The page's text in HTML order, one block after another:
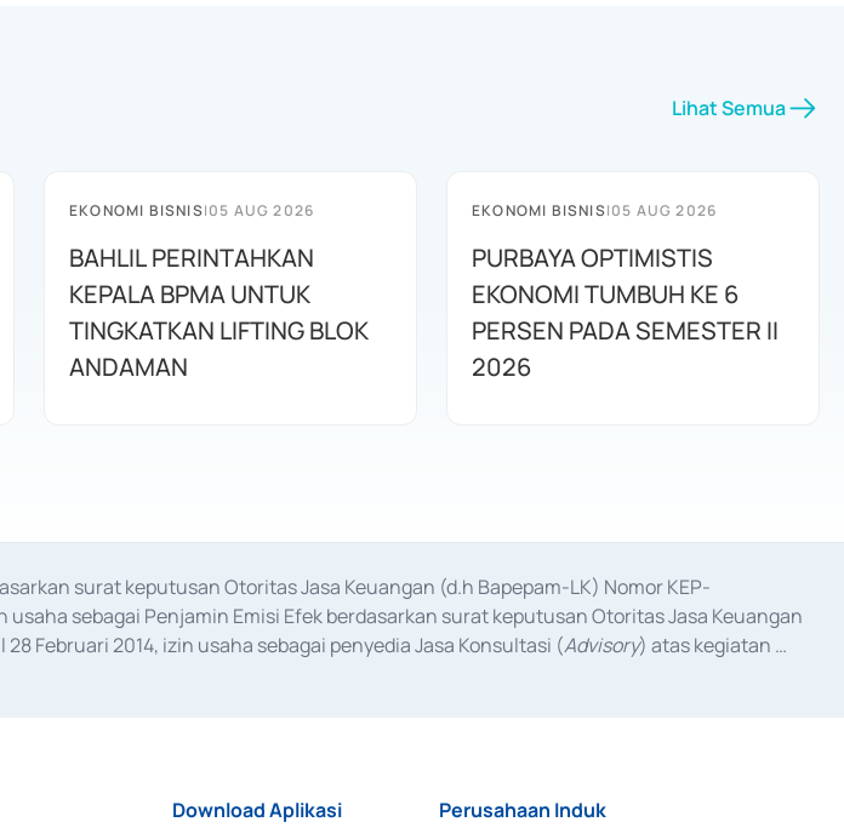
Lihat Semua
EKONOMI BISNIS|05 AUG 2026
BAHLIL PERINTAHKAN
KEPALA BPMA UNTUK
TINGKATKAN LIFTING BLOK
ANDAMAN
EKONOMI BISNIS|05 AUG 2026
PURBAYA OPTIMISTIS
EKONOMI TUMBUH KE 6
PERSEN PADA SEMESTER II
2026
surat keputusan Otoritas Jasa Keuangan (d.h Bapepam-LK) Nomor KEP-
usaha sebagai Penjamin Emisi Efek berdasarkan surat keputusan Otoritas Jasa Keuangan
Februari 2014, izin usaha sebagai penyedia Jasa Konsultasi (Advisory) atas kegiatan
Download Aplikasi Perusahaan Induk